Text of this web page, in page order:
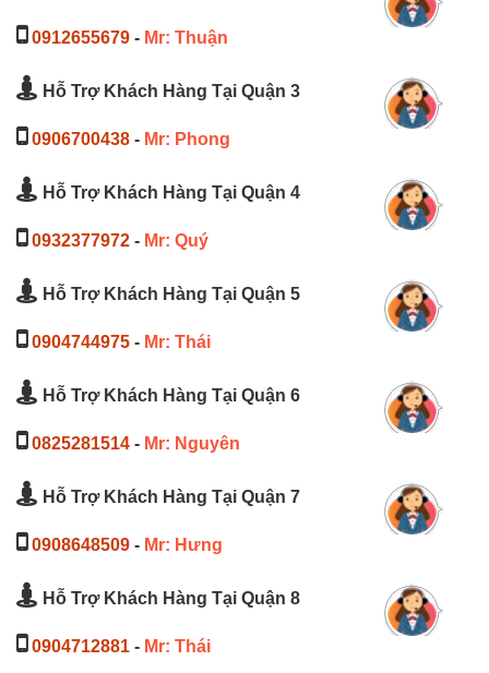
0912655679 - Mr: Thuận
Hỗ Trợ Khách Hàng Tại Quận 3
0906700438 - Mr: Phong
Hỗ Trợ Khách Hàng Tại Quận 4
0932377972 - Mr: Quý
Hỗ Trợ Khách Hàng Tại Quận 5
0904744975 - Mr: Thái
Hỗ Trợ Khách Hàng Tại Quận 6
0825281514 - Mr: Nguyên
Hỗ Trợ Khách Hàng Tại Quận 7
0908648509 - Mr: Hưng
Hỗ Trợ Khách Hàng Tại Quận 8
0904712881 - Mr: Thái